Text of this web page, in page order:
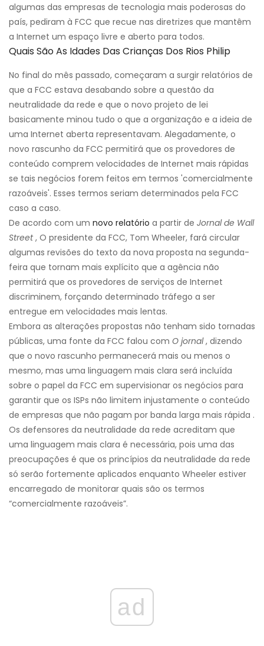
algumas das empresas de tecnologia mais poderosas do
país, pediram à FCC que recue nas diretrizes que mantêm
a Internet um espaço livre e aberto para todos.
Quais São As Idades Das Crianças Dos Rios Philip
No final do mês passado, começaram a surgir relatórios de
que a FCC estava desabando sobre a questão da
neutralidade da rede e que o novo projeto de lei
basicamente minou tudo o que a organização e a ideia de
uma Internet aberta representavam. Alegadamente, o
novo rascunho da FCC permitirá que os provedores de
conteúdo comprem velocidades de Internet mais rápidas
se tais negócios forem feitos em termos 'comercialmente
razoáveis'. Esses termos seriam determinados pela FCC
caso a caso.
De acordo com um novo relatório a partir de Jornal de Wall
Street, O presidente da FCC, Tom Wheeler, fará circular
algumas revisões do texto da nova proposta na segunda-
feira que tornam mais explícito que a agência não
permitirá que os provedores de serviços de Internet
discriminem, forçando determinado tráfego a ser
entregue em velocidades mais lentas.
Embora as alterações propostas não tenham sido tornadas
públicas, uma fonte da FCC falou com O jornal, dizendo
que o novo rascunho permanecerá mais ou menos o
mesmo, mas uma linguagem mais clara será incluída
sobre o papel da FCC em supervisionar os negócios para
garantir que os ISPs não limitem injustamente o conteúdo
de empresas que não pagam por banda larga mais rápida .
Os defensores da neutralidade da rede acreditam que
uma linguagem mais clara é necessária, pois uma das
preocupações é que os princípios da neutralidade da rede
só serão fortemente aplicados enquanto Wheeler estiver
encarregado de monitorar quais são os termos
“comercialmente razoáveis”.
ad